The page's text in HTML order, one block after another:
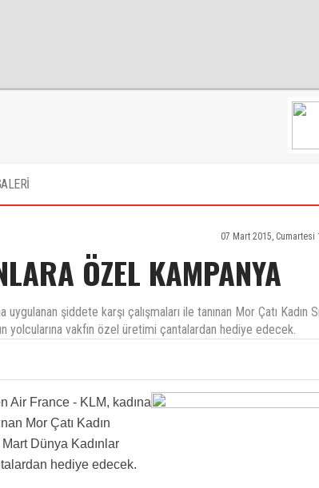
07 Mart 2015, Cumartesi
ÖZEL KAMPANYA
şiddete karşı çalışmaları ile tanınan Mor Çatı Kadın
yolcularına vakfın özel üretimi çantalardan hediye edecek.
Air France - KLM, kadına
Mor Çatı Kadın
Mart Dünya Kadınlar
hediye edecek.